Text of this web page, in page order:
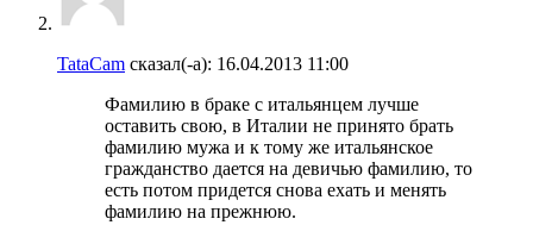
TataCam сказал(-а): 16.04.2013 11:00
Фамилию в браке с итальянцем лучше
оставить свою, в Италии не принято брать
фамилию мужа и к тому же итальянское
гражданство дается на девичью фамилию, то
есть потом придется снова ехать и менять
фамилию на прежнюю.